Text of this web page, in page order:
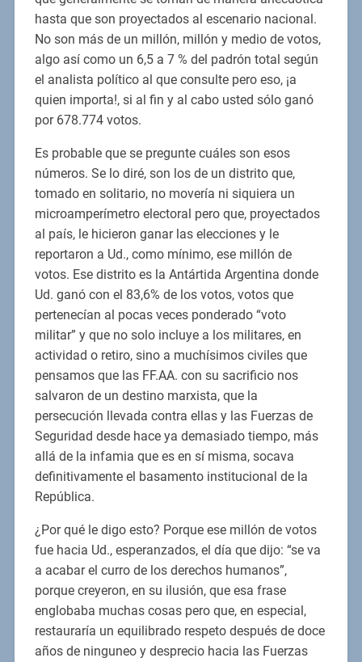
hasta que son proyectados al escenario nacional.
No son más de un millón, millón y medio de votos,
algo así como un 6,5 a 7 % del padrón total según
el analista político al que consulte pero eso, ¡a
quien importa!, si al fin y al cabo usted sólo ganó
por 678.774 votos.
Es probable que se pregunte cuáles son esos
números. Se lo diré, son los de un distrito que,
tomado en solitario, no movería ni siquiera un
microamperímetro electoral pero que, proyectados
al país, le hicieron ganar las elecciones y le
reportaron a Ud., como mínimo, ese millón de
votos. Ese distrito es la Antártida Argentina donde
Ud. ganó con el 83,6% de los votos, votos que
pertenecían al pocas veces ponderado “voto
militar” y que no solo incluye a los militares, en
actividad o retiro, sino a muchísimos civiles que
pensamos que las FF.AA. con su sacrificio nos
salvaron de un destino marxista, que la
persecución llevada contra ellas y las Fuerzas de
Seguridad desde hace ya demasiado tiempo, más
allá de la infamia que es en sí misma, socava
definitivamente el basamento institucional de la
República.
¿Por qué le digo esto? Porque ese millón de votos
fue hacia Ud., esperanzados, el día que dijo: “se va
a acabar el curro de los derechos humanos”,
porque creyeron, en su ilusión, que esa frase
englobaba muchas cosas pero que, en especial,
restauraría un equilibrado respeto después de doce
años de ninguneo y desprecio hacia las Fuerzas